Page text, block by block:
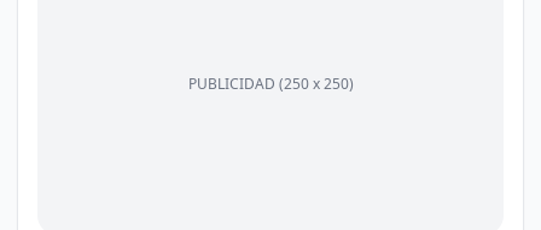
PUBLICIDAD (250 x 250)